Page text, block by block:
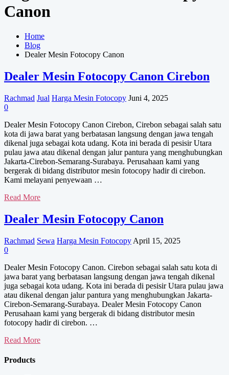
Canon
Home
Blog
Dealer Mesin Fotocopy Canon
Dealer Mesin Fotocopy Canon Cirebon
Rachmad Jual Harga Mesin Fotocopy Juni 4, 2025
0
Dealer Mesin Fotocopy Canon Cirebon, Cirebon sebagai salah satu
kota di jawa barat yang berbatasan langsung dengan jawa tengah
dikenal juga sebagai kota udang. Kota ini berada di pesisir Utara
pulau jawa atau dikenal dengan jalur pantura yang menghubungkan
Jakarta-Cirebon-Semarang-Surabaya. Perusahaan kami yang
bergerak di bidang distributor mesin fotocopy hadir di cirebon.
Kami melayani penyewaan …
Dealer
Fotocopy
Canon
Read More
Dealer Mesin Fotocopy Canon
Rachmad Sewa Harga Mesin Fotocopy April 15, 2025
0
Dealer Mesin Fotocopy Canon. Cirebon sebagai salah satu kota di
jawa barat yang berbatasan langsung dengan jawa tengah dikenal
juga sebagai kota udang. Kota ini berada di pesisir Utara pulau jawa
atau dikenal dengan jalur pantura yang menghubungkan Jakarta-
Cirebon-Semarang-Surabaya. Dealer Mesin Fotocopy Canon
Perusahaan kami yang bergerak di bidang distributor mesin
fotocopy hadir di cirebon. …
Dealer
Fotocopy
Read More
Products